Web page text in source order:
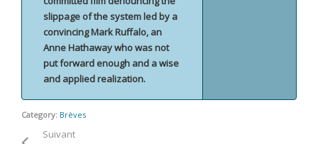
slippage of the system led by a
convincing Mark Ruffalo, an
Anne Hathaway who was not
put forward enough and a wise
and applied realization.
Category: Brèves
Suivant